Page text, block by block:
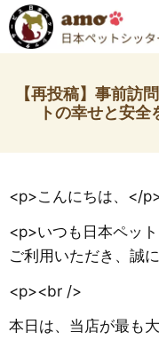
【再投稿】事前訪
トの幸せと安
<p>こんにちは、</
<p>いつも日本ペッ
ご利用いただき、誠
<p><br />
本日は、当店が最も